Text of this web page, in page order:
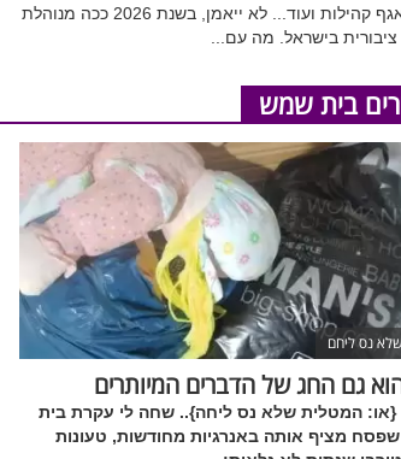
דתית, אגף קהילות ועוד... לא ייאמן, בשנת 2026 ככה מנוהלת
בישראל. מה עם...
בית שמש
נס ליחם
גם החג של הדברים המיותרים
{או: המטלית שלא נס ליחה}.. שחה לי עקרת בית
שפסח מציף אותה באנרגיות מחודשות, טעונות